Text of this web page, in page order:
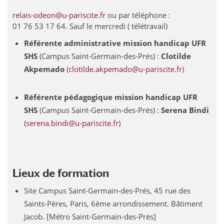
relais-odeon@u-pariscite.fr ou par téléphone :
01 76 53 17 64. Sauf le mercredi ( télétravail)
Référente administrative mission handicap UFR
SHS (Campus Saint-Germain-des-Prés) : Clotilde
Akpemado(clotilde.akpemado@u-pariscite.fr)
Référente pédagogique mission handicap UFR
SHS (Campus Saint-Germain-des-Prés) : Serena Bindi
(serena.bindi@u-pariscite.fr)
Lieux de formation
Site Campus Saint-Germain-des-Prés, 45 rue des
Saints-Pères, Paris, 6ème arrondissement. Bâtiment
Jacob. [Métro Saint-Germain-des-Prés]